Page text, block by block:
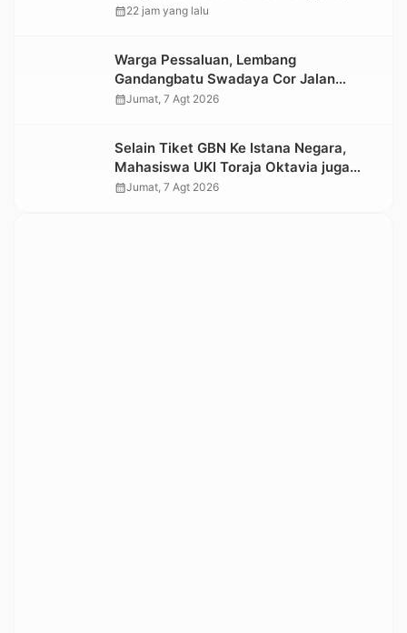
yang Rusak Kawasan Hutan
calendar_month22 jam yang lalu
Warga Pessaluan, Lembang
Gandangbatu Swadaya Cor Jalan
Kabupaten
calendar_monthJumat, 7 Agt 2026
Selain Tiket GBN Ke Istana Negara,
Mahasiswa UKI Toraja Oktavia juga
Lolos ke Pekan Seni Mahasiswa
calendar_monthJumat, 7 Agt 2026